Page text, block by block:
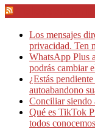
Los mensajes
privacidad. Ten
WhatsApp Plus
podrás cambiar
¿Estás
autoabandono
Conciliar siendo
Qué es TikTok
todos conocemos